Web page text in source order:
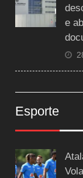
e
Esporte